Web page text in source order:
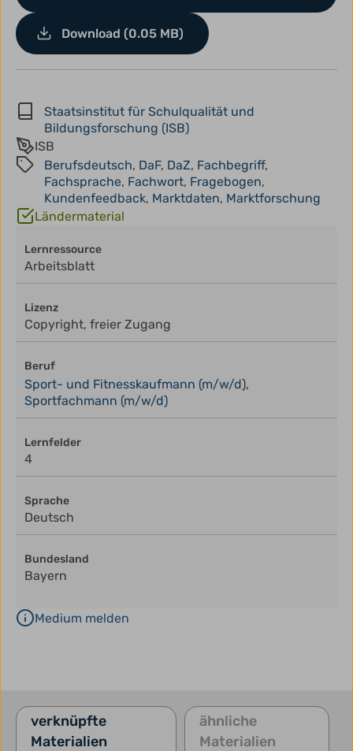
Download (0.05 MB)
Staatsinstitut für Schulqualität und
Bildungsforschung (ISB)
ISB
Berufsdeutsch, DaF, DaZ, Fachbegriff,
Fachsprache, Fachwort, Fragebogen,
Kundenfeedback, Marktdaten, Marktforschung
Ländermaterial
Lernressource
Arbeitsblatt
Lizenz
Copyright, freier Zugang
Beruf
Sport- und Fitnesskaufmann (m/w/d),
Sportfachmann (m/w/d)
Lernfelder
4
Sprache
Deutsch
Bundesland
Bayern
Medium melden
verknüpfte
Materialien
ähnliche
Materialien